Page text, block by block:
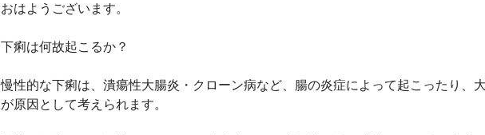
おはようございます。
下痢は何故起こるか？
慢性的な下痢は、潰瘍性大腸炎・クローン病など、腸の炎症によって起こったり、
が原因として考えられます。